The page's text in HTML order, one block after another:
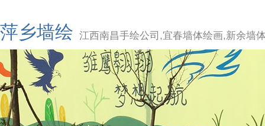
萍乡墙绘 江西南昌手绘公司,宜春墙体绘画,新余墙